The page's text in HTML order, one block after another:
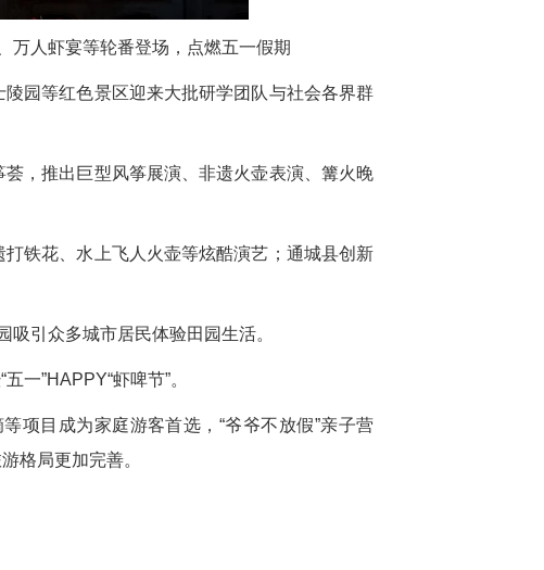
人虾宴等轮番登场，点燃五一假期
园等红色景区迎来大批研学团队与社会各界群
，推出巨型风筝展演、非遗火壶表演、篝火晚
铁花、水上飞人火壶等炫酷演艺；通城县创新
引众多城市居民体验田园生活。
一”HAPPY“虾啤节”。
项目成为家庭游客首选，“爷爷不放假”亲子营
格局更加完善。